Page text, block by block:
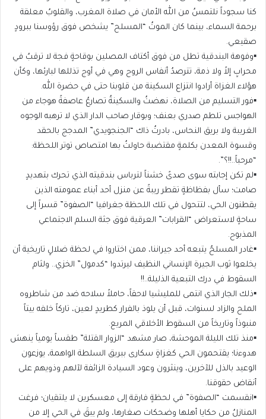
كنا سجوداً نلتمسُ من الله الأمان في صلاة المغرب، والقلوبُ معلقة
برحمة السماء، بينما كان الموتُ “المسلح” يشخص فوق رؤوسنا ببرودٍ
صقيعي.
▪️وفوهة البندقية تطل من فوق أكتاف المصلين بوقاحةٍ فجة لا ترقبُ في
محرابٍ إلاً ولا ذمة، تترصدُ أنفاس الروح وهي في أوج تذللها لبارئها، وكأن
هؤلاء الغزاة أرادوا انتزاع السكينة من قلوبنا حتى في حضرة الله.
▪️فور التسليم من الصلاة، نهضتُ والسكينةُ تصارعُ عاصفةً هوجاء من
الهواجس تلطم صدري بعنف؛ وبوقار صاحب الدار الذي لا ترهبه الوجوه
الغريبة ولا بريق النحاس، بادرتُ ذاك “الجنجويدي” المدجج بالحقد
وقسوة المعدن بكلمةٍ مقتضبة حاولتُ بها امتصاص توتر اللحظة:
“مرحباً..!!؟”.
▪️لم تكن إجابته سوى صدىً خشناً لترباس بندقيته الذي تحرك بتهديدٍ
صامت؛ سأل بفظاظةٍ تقطر ريبةً عن منزل أحد أبناء عمومته الذين
يقطنون الحي، لتتحول في تلك اللحظة جغرافيا “الصفوة” قسراً إلى
ساحةٍ لاستعراض “القرابات” العرقية فوق جثة السلم الاجتماعي
المذبوح.
▪️غادر المسلحُ يتبعه أحد جيراننا، ممن اختاروا في لحظة ضلالٍ تاريخية أن
يخلعوا ثوب الجيرة الإنساني النظيف ليرتدوا “كدمول” الخزي.. ولثام
السقوط في درك التبعية الذليلة..!!
▪️ذلك الجار الذي انتمى للمليشيا لاحقاً، حاملاً سلاحه ضد من شاطروه
الملح والزاد لسنوات، قبل أن يلوذ بالفرار كطريدٍ لعين، تاركاً خلفه بيتاً
منبوذاً وتاريخاً من السقوط الأخلاقي المريع.
▪️منذ تلك الليلة الموحشة، صار مشهد “الزوار القتلة” طقساً يومياً ينهش
هدوءنا؛ يقتحمون الحي كغزاةٍ سكارى ببريق السلطة الواهمة، يوزعون
الوعيد بالذل للآخرين، وينثرون وعود السيادة الزائفة لآلهم وذويهم على
أنقاض حقوقنا.
▪️انقسمت “الصفوة” في لحظةٍ فارقة إلى معسكرين لا يلتقيان؛ فرغت
المنازلُ من حكايا أهلها وضحكات صغارها، ولم يبقَ في الحي إلا من